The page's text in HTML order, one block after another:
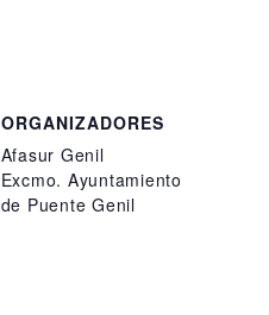
ORGANIZADORES
Afasur Genil
Excmo. Ayuntamiento
de Puente Genil